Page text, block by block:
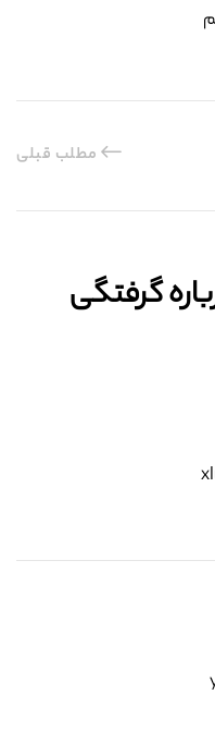
مطلب قبلی
گرفتگی